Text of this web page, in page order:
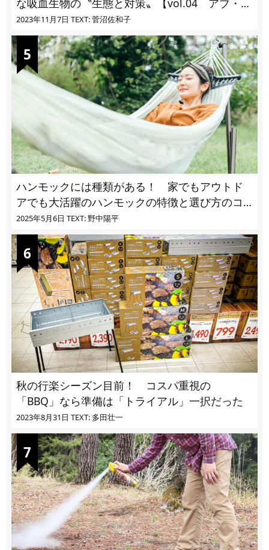
な吸血生物の〝生態と対策〟【vol.04 アブ・ブ
ユ・ヌカカ】
2023年11月7日 TEXT: 菅沼佐和子
ハンモックには種類がある！ 家でもアウトド
アでも大活躍のハンモックの特徴と選び方のコ
ツとは
2025年5月6日 TEXT: 野中陽平
秋の行楽シーズン目前！ コスパ重視の
「BBQ」なら準備は「トライアル」一択だった
2023年8月31日 TEXT: 多田壮一